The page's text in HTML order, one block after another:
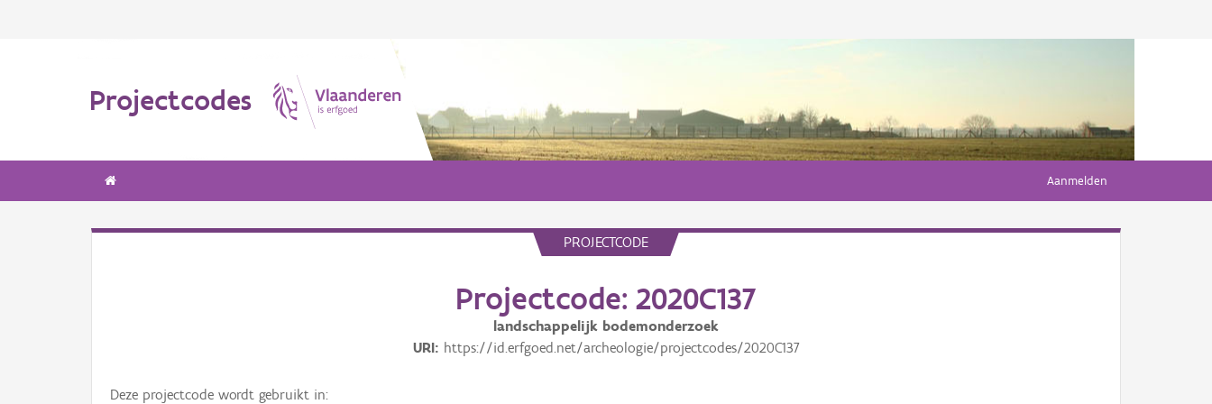
Projectcodes
Aanmelden
PROJECTCODE
Projectcode: 2020C137
landschappelijk bodemonderzoek
URI
https://id.erfgoed.net/archeologie/projectcodes/2020C137
Deze projectcode wordt gebruikt in: